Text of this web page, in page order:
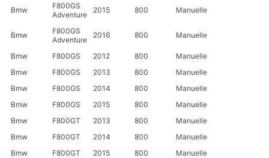
Bmw
F800GS
Adventure
2015 800 Manuelle
Bmw
F800GS
Adventure
2016 800 Manuelle
Bmw F800GS 2012 800
Manuelle
Bmw
F800GS 2013 800
Manuelle
Bmw
F800GS 2014 800
Manuelle
Bmw
F800GS 2015 800
Manuelle
Bmw
F800GT 2013 800
Manuelle
Bmw
F800GT 2014 800
Manuelle
Bmw
F800GT 2015 800
Manuelle